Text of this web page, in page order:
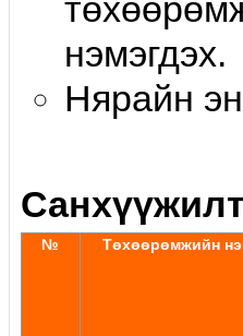
нэмэгдэх.
Нярайн
№ Төхөөрөмжийн